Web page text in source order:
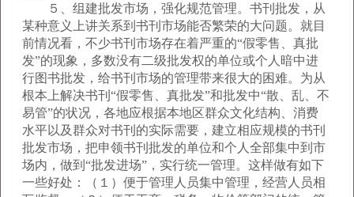
５、组建批发市场，强化规范管理。书刊批发，从
某种意义上讲关系到书刊市场能否繁荣的大问题。就目
前情况看，不少书刊市场存在着严重的“假零售、真批
发”的现象，多数没有二级批发权的单位或个人暗中进
行图书批发，给书刊市场的管理带来很大的困难。为从
根本上解决书刊“假零售、真批发”和批发中“散、乱、不
易管”的状况，各地应根据本地区群众文化结构、消费
水平以及群众对书刊的实际需要，建立相应规模的书刊
批发市场，把申领书刊批发的单位和个人全部集中到市
场内，做到“批发进场”，实行统一管理。这样做有如下
一些好处：（１）便于管理人员集中管理，经营人员相